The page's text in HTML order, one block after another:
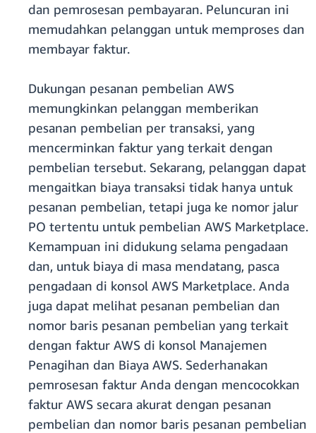
dan pemrosesan pembayaran. Peluncuran ini
memudahkan pelanggan untuk memproses dan
membayar faktur.
Dukungan pesanan pembelian AWS
memungkinkan pelanggan memberikan
pesanan pembelian per transaksi, yang
mencerminkan faktur yang terkait dengan
pembelian tersebut. Sekarang, pelanggan dapat
mengaitkan biaya transaksi tidak hanya untuk
pesanan pembelian, tetapi juga ke nomor jalur
PO tertentu untuk pembelian AWS Marketplace.
Kemampuan ini didukung selama pengadaan
dan, untuk biaya di masa mendatang, pasca
pengadaan di konsol AWS Marketplace. Anda
juga dapat melihat pesanan pembelian dan
nomor baris pesanan pembelian yang terkait
dengan faktur AWS di konsol Manajemen
Penagihan dan Biaya AWS. Sederhanakan
pemrosesan faktur Anda dengan mencocokkan
faktur AWS secara akurat dengan pesanan
pembelian dan nomor baris pesanan pembelian